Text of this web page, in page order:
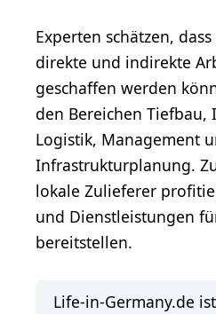
Experten schätzen,
direkte und indirekte
geschaffen werden
den Bereichen Tiefbau,
Logistik, Management
Infrastrukturplanung.
lokale Zulieferer
und Dienstleistungen
bereitstellen.
Life-in-Germany.de